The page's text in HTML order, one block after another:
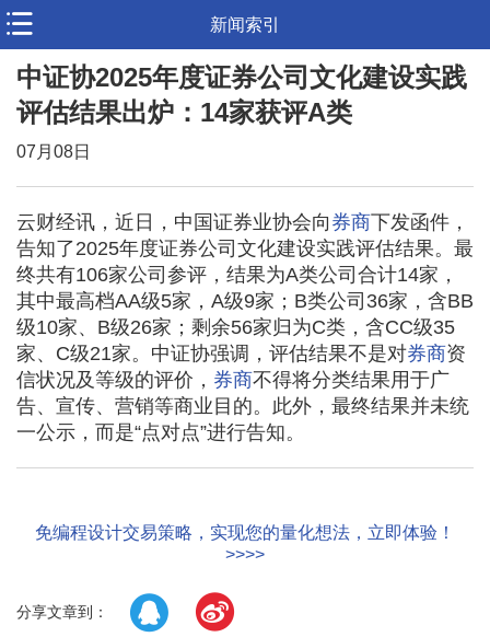
新闻索引
中证协2025年度证券公司文化建设实践
评估结果出炉：14家获评A类
07月08日
云财经讯，近日，中国证券业协会向 券商下发函件，
告知了2025年度证券公司文化建设实践评估结果。最
终共有106家公司参评，结果为A类公司合计14家，
其中最高档AA级5家，A级9家；B类公司36家，含BB
级10家、B级26家；剩余56家归为C类，含CC级35
家、C级21家。中证协强调，评估结果不是对券商资
信状况及等级的评价， 券商不得将分类结果用于广
告、宣传、营销等商业目的。此外，最终结果并未统
一公示，而是“点对点”进行告知。
免编程设计交易策略，实现您的量化想法，立即体验！
>>>>
分享文章到：